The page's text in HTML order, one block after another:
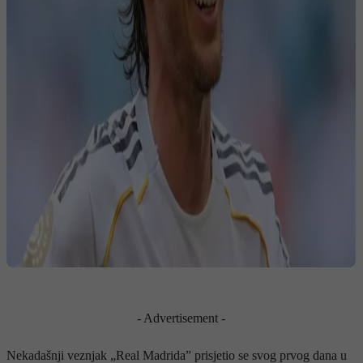
- Advertisement -
Nekadašnji veznjak „Real Madrida” prisjetio se svog prvog dana u